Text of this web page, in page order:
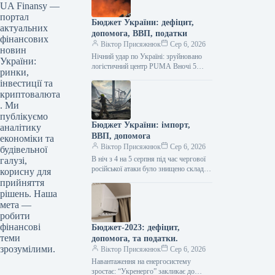
UA Finansy —
портал
актуальних
фінансових
новин
України:
ринки,
інвестиції та
криптовалюта
. Ми
публікуємо
аналітику
економіки та
будівельної
галузі,
корисну для
прийняття
рішень. Наша
мета —
робити
фінансові
теми
зрозумілими.
Бюджет України: дефіцит,
допомога, ВВП, податки
Віктор Присяжнюк
Сер 6, 2026
Нічний удар по Україні: зруйновано
логістичний центр PUMA Вночі 5
атаки, було повністю знищено
логістичний…
Бюджет України: імпорт,
ВВП, допомога
Віктор Присяжнюк
Сер 6, 2026
В ніч з 4 на 5 серпня під час чергової
російської атаки було знищено склад
Бюджет-2023: дефіцит,
допомога, та податки.
Віктор Присяжнюк
Сер 6, 2026
Навантаження на енергосистему
зростає: “Укренерго” закликає до